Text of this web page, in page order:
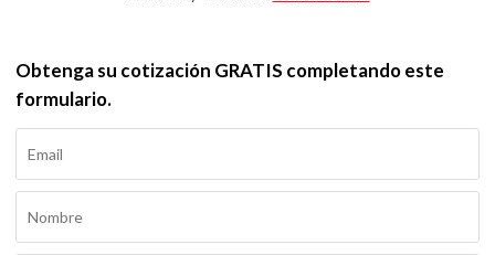
Obtenga su cotización GRATIS completando este
formulario.